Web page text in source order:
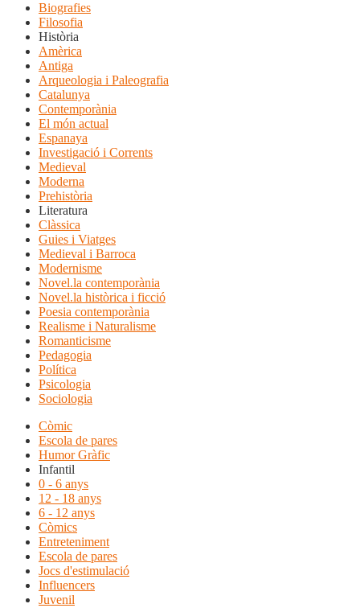
Biografies
Filosofia
Història
Amèrica
Antiga
Arqueologia i Paleografia
Catalunya
Contemporània
El món actual
Espanaya
Investigació i Corrents
Medieval
Moderna
Prehistòria
Literatura
Clàssica
Guies i Viatges
Medieval i Barroca
Modernisme
Novel.la contemporània
Novel.la històrica i ficció
Poesia contemporània
Realisme i Naturalisme
Romanticisme
Pedagogia
Política
Psicologia
Sociologia
Còmic
Escola de pares
Humor Gràfic
Infantil
0 - 6 anys
12 - 18 anys
6 - 12 anys
Còmics
Entreteniment
Escola de pares
Jocs d'estimulació
Influencers
Juvenil